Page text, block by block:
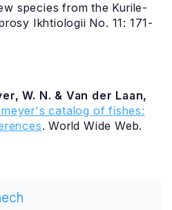
species from the Kurile-
Ikhtiologii No. 11: 171-
W. N. & Van der Laan,
catalog of fishes:
. World Wide Web.